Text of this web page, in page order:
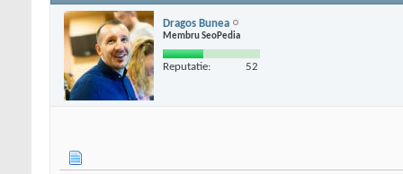
Dragos Bunea
Membru SeoPedia
Reputatie: 52